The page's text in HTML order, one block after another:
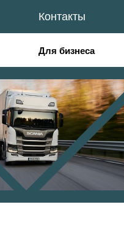
Контакты
Для бизнеса